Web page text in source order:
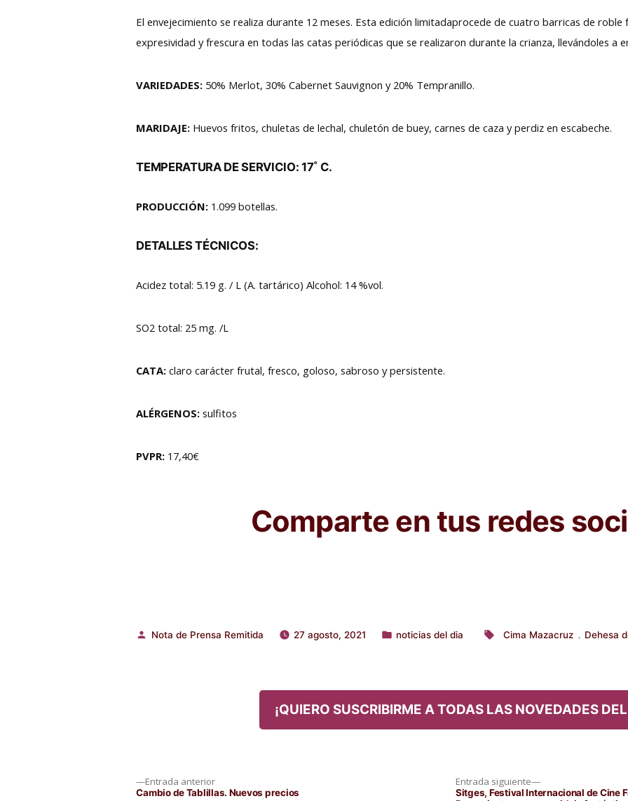
El envejecimiento se realiza durante 12 meses. Esta edición limitadaprocede de cuatro barricas de
expresividad y frescura en todas las catas periódicas que se realizaron durante la crianza, llevándoles a
VARIEDADES: 50% Merlot, 30% Cabernet Sauvignon y 20% Tempranillo.
MARIDAJE: Huevos fritos, chuletas de lechal, chuletón de buey, carnes de caza y perdiz en escabeche.
TEMPERATURA DE SERVICIO: 17˚ C.
PRODUCCIÓN: 1.099 botellas.
DETALLES TÉCNICOS:
Acidez total: 5.19 g. / L (A. tartárico) Alcohol: 14 %vol.
SO2 total: 25 mg. /L
CATA:claro carácter frutal, fresco, goloso, sabroso y persistente.
ALÉRGENOS:sulfitos
PVPR: 17,40€
Comparte en tus redes
Publicado
Nota de Prensa Remitida 27 agosto, 2021
Publicado
noticias del dia
Etiquetas:
Cima Mazacruz , Dehesa
¡QUIERO SUSCRIBIRME A TODAS LAS NOVEDADES
Entrada anteriorEntrada
anterior:
Cambio de Tablillas. Nuevos precios
Entrada siguiente
Entrada
siguiente:
Sitges, Festival Internacional de Cine